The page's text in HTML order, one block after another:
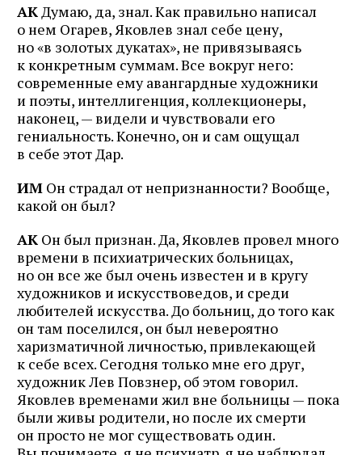
АК Думаю, да, знал. Как правильно написал
о нем Огарев, Яковлев знал себе цену,
но «в золотых дукатах», не привязываясь
к конкретным суммам. Все вокруг него:
современные ему авангардные художники
и поэты, интеллигенция, коллекционеры,
наконец, — видели и чувствовали его
гениальность. Конечно, он и сам ощущал
в себе этот Дар.
ИМ Он страдал от непризнанности? Вообще,
какой он был?
АК Он был признан. Да, Яковлев провел много
времени в психиатрических больницах,
но он все же был очень известен и в кругу
художников и искусствоведов, и среди
любителей искусства. До больниц, до того как
он там поселился, он был невероятно
харизматичной личностью, привлекающей
к себе всех. Сегодня только мне его друг,
художник Лев Повзнер, об этом говорил.
Яковлев временами жил вне больницы — пока
были живы родители, но после их смерти
он просто не мог существовать один.